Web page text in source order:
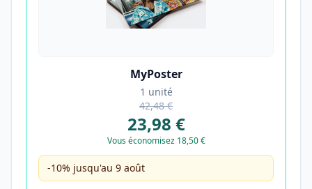
MyPoster
1 unité
42,48 €
23,98 €
Vous économisez 18,50 €
-10% jusqu'au 9 août